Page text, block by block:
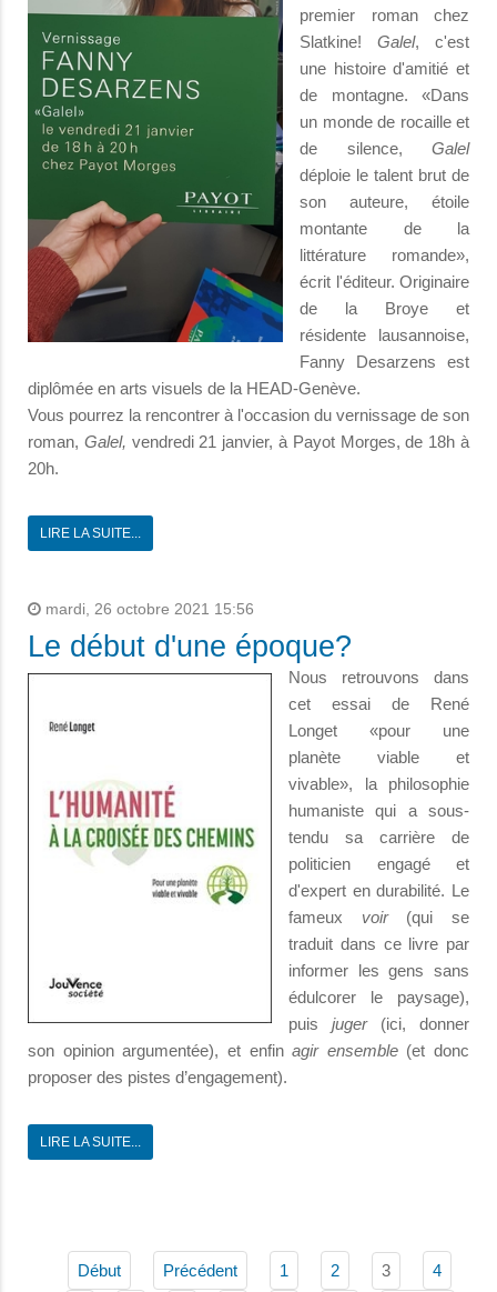
premier roman chez
Slatkine! Galel, c'est
une histoire d'amitié et
de montagne. «Dans
un monde de rocaille et
de silence, Galel
déploie le talent brut de
son auteure, étoile
montante de la
littérature romande»,
écrit l'éditeur. Originaire
de la Broye et
résidente lausannoise,
Fanny Desarzens est
diplômée en arts visuels de la HEAD-Genève.
Vous pourrez la rencontrer à l'occasion du vernissage de son
roman, Galel, vendredi 21 janvier, à Payot Morges, de 18h à
20h.
LIRE LA SUITE...
mardi, 26 octobre 2021 15:56
Le début d'une époque?
Nous retrouvons dans
cet essai de René
Longet «pour une
planète viable et
vivable», la philosophie
humaniste qui a sous-
tendu sa carrière de
politicien engagé et
d'expert en durabilité. Le
fameux voir(qui se
traduit dans ce livre par
informer les gens sans
édulcorer le paysage),
puis juger(ici, donner
son opinion argumentée), et enfinagir ensemble(et donc
proposer des pistes d’engagement).
LIRE LA SUITE...
Début Précédent 1 2 3 4